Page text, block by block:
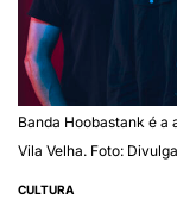
Banda Hoobastank é a
Vila Velha. Foto:
CULTURA